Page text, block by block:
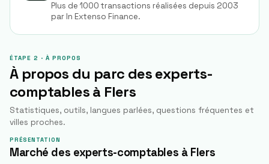
Plus de 1000 transactions réalisées depuis 2003
par In Extenso Finance.
ÉTAPE 2 · À PROPOS
À propos du parc des experts-
comptables à Flers
Statistiques, outils, langues parlées, questions fréquentes et
villes proches.
PRÉSENTATION
Marché des experts-comptables à Flers